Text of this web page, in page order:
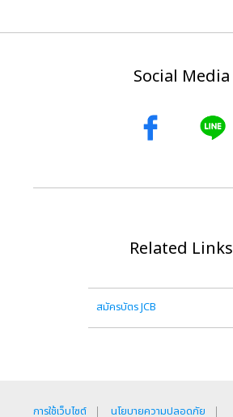
Social Media
Related Links
สมัครบัตร JCB
การใช้เว็บไซต์ นโยบายความปลอดภัย